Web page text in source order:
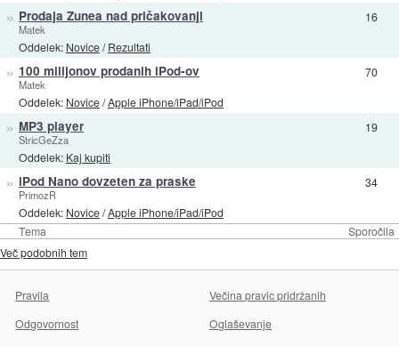
Tema Sporočila
» Prodaja Zunea nad pričakovanji
Matek
Oddelek: Novice/Rezultati
16
» 100 milijonov prodanih iPod-ov
Matek
Oddelek: Novice/Apple iPhone/iPad/iPod
70
» MP3 player
StricGeZza
Oddelek: Kaj kupiti
19
» iPod Nano dovzeten za praske
PrimozR
Oddelek: Novice/Apple iPhone/iPad/iPod
34
Več podobnih tem
Pravila
Večina pravic pridržanih
Odgovornost
Oglaševanje